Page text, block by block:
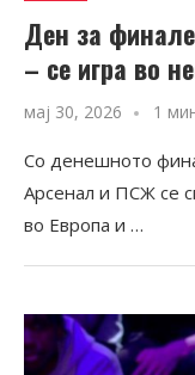
Ден за
– се игра во
мај 30, 2026 1
Со денешното
Арсенал и ПСЖ се
во Европа и …